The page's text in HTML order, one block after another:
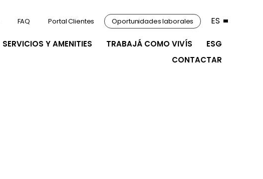
SERVICIOS Y AMENITIES TRABAJÁ COMO VIVÍS
ESG
CONTACTAR
FAQ Portal Clientes Oportunidades laborales ES